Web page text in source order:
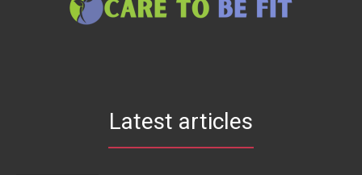
Latest articles